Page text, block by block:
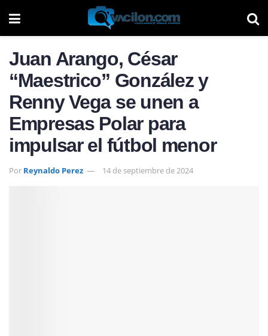
Juan Arango, César
“Maestrico” González y
Renny Vega se unen a
Empresas Polar para
impulsar el fútbol menor
Por Reynaldo Perez 14 de septiembre de 2024